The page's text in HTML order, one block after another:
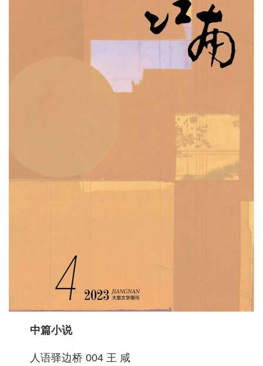
中篇小说
人语驿边桥 004 王 咸